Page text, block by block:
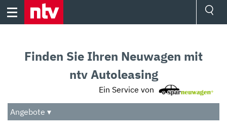
Skip
Audio
Das Beste
Finden Sie Ihren Neuwagen mit
ntv Autoleasing
Ein Service von
Angebote ▾